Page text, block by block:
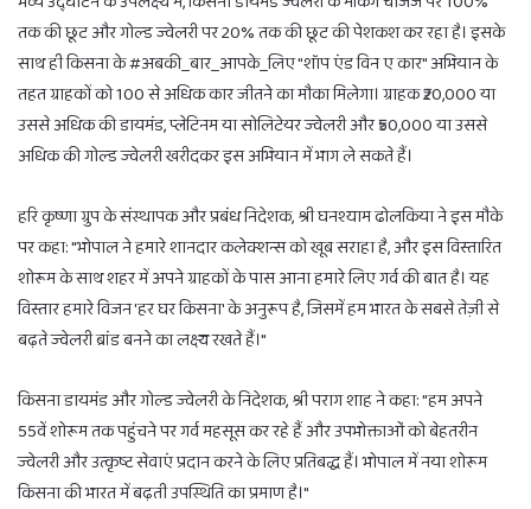
तक की छूट और गोल्ड ज्वेलरी पर 20% तक की छूट की पेशकश कर रहा है। इसके
साथ ही किसना के #अबकी_बार_आपके_लिए "शॉप एंड विन ए कार" अभियान के
तहत ग्राहकों को 100 से अधिक कार जीतने का मौका मिलेगा। ग्राहक ₹20,000 या
उससे अधिक की डायमंड, प्लेटिनम या सोलिटेयर ज्वेलरी और ₹50,000 या उससे
अधिक की गोल्ड ज्वेलरी खरीदकर इस अभियान में भाग ले सकते हैं।
हरि कृष्णा ग्रुप के संस्थापक और प्रबंध निदेशक, श्री घनश्याम ढोलकिया ने इस मौके
पर कहा: "भोपाल ने हमारे शानदार कलेक्शन्स को खूब सराहा है, और इस विस्तारित
शोरूम के साथ शहर में अपने ग्राहकों के पास आना हमारे लिए गर्व की बात है। यह
विस्तार हमारे विजन 'हर घर किसना' के अनुरूप है, जिसमें हम भारत के सबसे तेज़ी से
बढ़ते ज्वेलरी ब्रांड बनने का लक्ष्य रखते हैं।"
किसना डायमंड और गोल्ड ज्वेलरी के निदेशक, श्री पराग शाह ने कहा: "हम अपने
55वें शोरूम तक पहुंचने पर गर्व महसूस कर रहे हैं और उपभोक्ताओं को बेहतरीन
ज्वेलरी और उत्कृष्ट सेवाएं प्रदान करने के लिए प्रतिबद्ध हैं। भोपाल में नया शोरूम
किसना की भारत में बढ़ती उपस्थिति का प्रमाण है।"